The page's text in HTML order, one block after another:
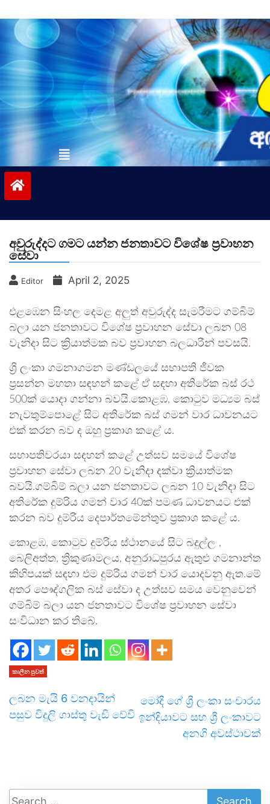
to
contentvinivida.lk
අවුරුද්දට ගමට යන්න ජනතාවට විශේෂ ප්‍රවාහන
සේවා
Editor April 2, 2025
එළඹෙන සිංහල දෙමළ අලුත් අවුරුද්ද සැමරීමට ගම්බිම්
බලා යන ජනතාවට විශේෂ ප්‍රවාහන සේවා ලබන 08
වැනිදා සිට ක්‍රියාත්මක බව ප්‍රවාහන බලධාරීන් පවසයි.
ශ්‍රි ලංකා ගමනාගමන මණ්ඩලයේ සභාපති ජීවක
ප්‍රසන්න මහතා සඳහන් කළේ ඒ සඳහා අතිරේක බස් රථ
500ක් යොදා ගන්නා බවයි.කොළඹ, කොටුව මධ්‍යම බස්
නැවතුම්පොළේ සිට අතිරේක බස් ගමන් වාර ධාවනයට
එක් කරන බව ද ඔහු ප්‍රකාශ කළේ ය.
සභාපතිවරයා සඳහන් කළේ උත්සව සමයේ විශේෂ
ප්‍රවාහන සේවා ලබන 20 වැනිදා දක්වා ක්‍රියාත්මක
බවයි.ගම්බිම් බලා යන ජනතාවට ලබන 10 වැනිදා සිට
අතිරේක දුම්රිය ගමන් වාර 40ක් පමණ ධාවනයට එක්
කරන බව දුම්රිය දෙපාර්තමේන්තුව ප්‍රකාශ කළේ ය.
කොළඹ, කොටුව දුම්රිය ස්ථානයේ සිට බදුල්ල ,
බෙලිඅත්ත, ත්‍රිකුණාමලය, අනුරාධපුරය ඇතුළු ගමනාන්ත
කිහිපයක් සඳහා එම දුම්රිය ගමන් වාර යොදවනු ඇත.මේ
අතර පෞද්ගලික බස් සේවා ද උත්සව සමය වෙනුවෙන්
ගම්බිම් බලා යන ජනතාවට විශේෂ ප්‍රවාහන සේවා
සංවිධාන කර තිබේ.
කාලීන පුවත්
ලබන මැයි 6 වනදායින්
පසුව විදුලි ගාස්තු වැඩි වේවි
මෝදි ගේ ශ්‍රී ලංකා සංචාරය
ඉන්දියාවට සහ ශ්‍රී ලංකාවට
අනගි අවස්ථාවක්